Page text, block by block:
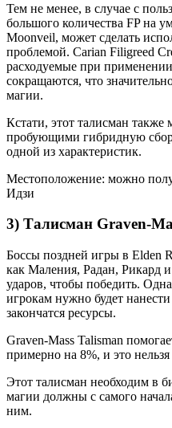
Тем не менее, в случае с
большого количества FP на
Moonveil, может сделать
проблемой. Carian Filigreed
расходуемые при
сокращаются, что
магии.
Кстати, этот талисман также
пробующими гибридную
одной из характеристик.
Местоположение: можно
Идзи
3) Талисман Graven-
Боссы поздней игры в Elden
как Маления, Радан, Рикард
ударов, чтобы победить.
игрокам нужно будет
закончатся ресурсы.
Graven-Mass Talisman
примерно на 8%, и это
Этот талисман необходим в
магии должны с самого
ним.